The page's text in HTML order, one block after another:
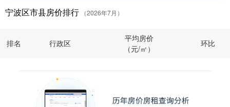
宁波区市县房价排行 （2026年7月）
排名 行政区
平均房价
（元/㎡）
环比